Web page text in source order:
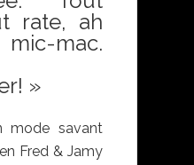
rate, ah
mac.
»
mode savant
Fred & Jamy